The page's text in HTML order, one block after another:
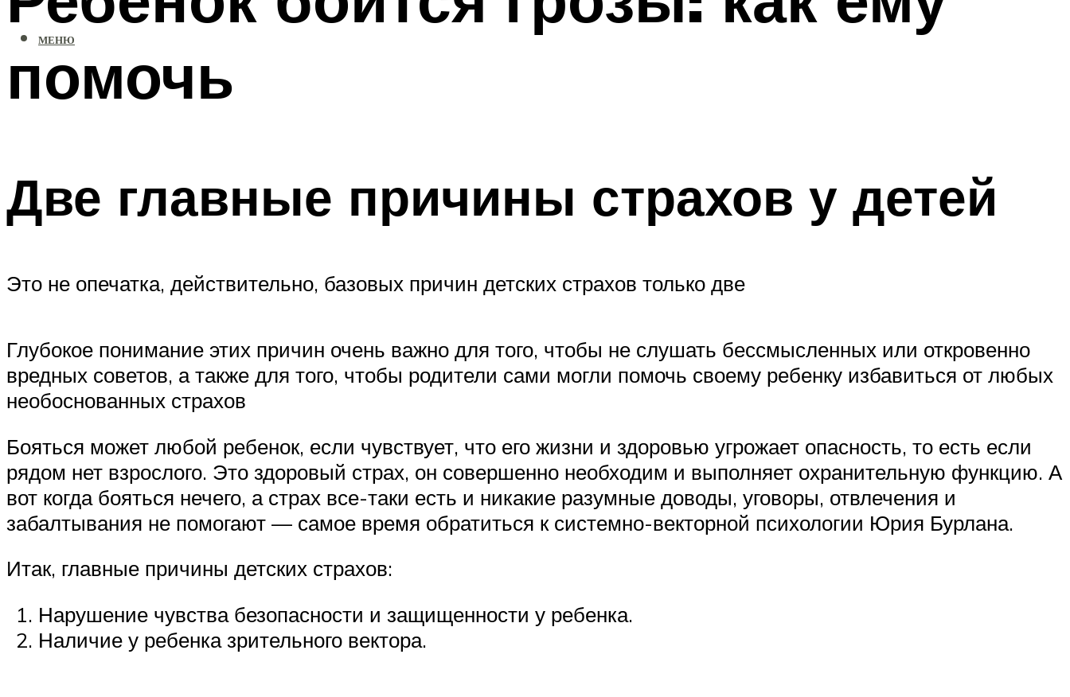
МЕНЮ
помочь
Две главные причины страхов у детей
Это не опечатка, действительно, базовых причин детских страхов только две
Глубокое понимание этих причин очень важно для того, чтобы не слушать бессмысленных или откровенно
вредных советов, а также для того, чтобы родители сами могли помочь своему ребенку избавиться от любых
необоснованных страхов
Бояться может любой ребенок, если чувствует, что его жизни и здоровью угрожает опасность, то есть если
рядом нет взрослого. Это здоровый страх, он совершенно необходим и выполняет охранительную функцию. А
вот когда бояться нечего, а страх все-таки есть и никакие разумные доводы, уговоры, отвлечения и
забалтывания не помогают — самое время обратиться к системно-векторной психологии Юрия Бурлана.
Итак, главные причины детских страхов:
Нарушение чувства безопасности и защищенности у ребенка.
Наличие у ребенка зрительного вектора.